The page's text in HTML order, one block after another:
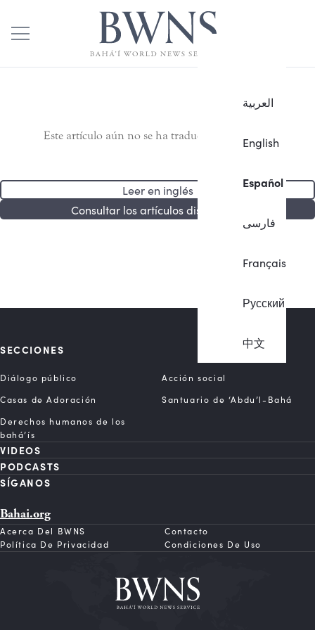
العربية
English
Español
فارسی
Français
Русский
中文
Este artículo aún no se ha traducido al español.
Leer en inglés
Consultar los artículos disponibles
SECCIONES
Diálogo público
Acción social
Casas de Adoración
Santuario de ‘Abdu’l-Bahá
Derechos humanos de los
bahá’ís
VIDEOS
PODCASTS
SÍGANOS
Bahai.org
Acerca Del BWNS
Contacto
Política De Privacidad
Condiciones De Uso